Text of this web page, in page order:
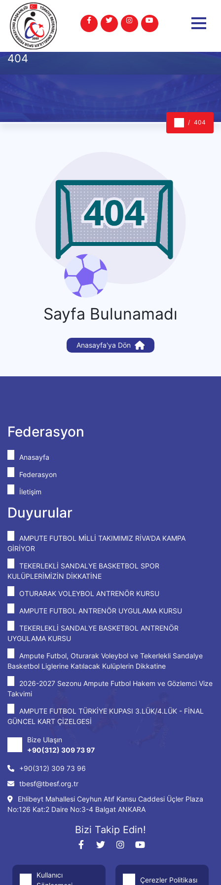
404
404
Sayfa Bulunamadı
Anasayfa'ya Dön
Federasyon
Anasayfa
Federasyon
İletişim
Duyurular
AMPUTE FUTBOL MİLLİ TAKIMIMIZ RİVA'DA KAMPA
GİRİYOR
TEKERLEKLİ SANDALYE BASKETBOL SPOR
KULÜPLERİMİZİN DİKKATİNE
OTURARAK VOLEYBOL ANTRENÖR KURSU
AMPUTE FUTBOL ANTRENÖR UYGULAMA KURSU
TEKERLEKLİ SANDALYE BASKETBOL ANTRENÖR
UYGULAMA KURSU
Ampute Futbol, Oturarak Voleybol ve Tekerlekli Sandalye
Basketbol Liglerine Katılacak Kulüplerin Dikkatine
2026-2027 Sezonu Ampute Futbol Hakem ve Gözlemci Vize
Takvimi
AMPUTE FUTBOL TÜRKİYE KUPASI 3.LÜK/4.LÜK - FİNAL
GÜNCEL KART ÇİZELGESİ
Bize Ulaşın
+90(312) 309 73 97
+90(312) 309 73 96
tbesf@tbesf.org.tr
Ehlibeyt Mahallesi Ceyhun Atıf Kansu Caddesi Üçler Plaza
No:126 Kat:2 Daire No:3-4 Balgat ANKARA
Bizi Takip Edin!
Kullanıcı
Çerezler Politikası